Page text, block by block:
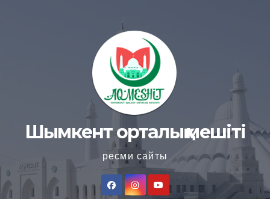
Шымкент орталық мешіті
ресми сайты